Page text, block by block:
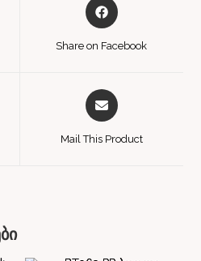
Share on Facebook
Mail This Product